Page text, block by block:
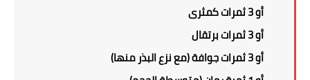
أو 3 ثمرات كمثرى
أو 3 ثمرات برتقال
أو 3 ثمرات جوافة (مع نزع البذر منها)